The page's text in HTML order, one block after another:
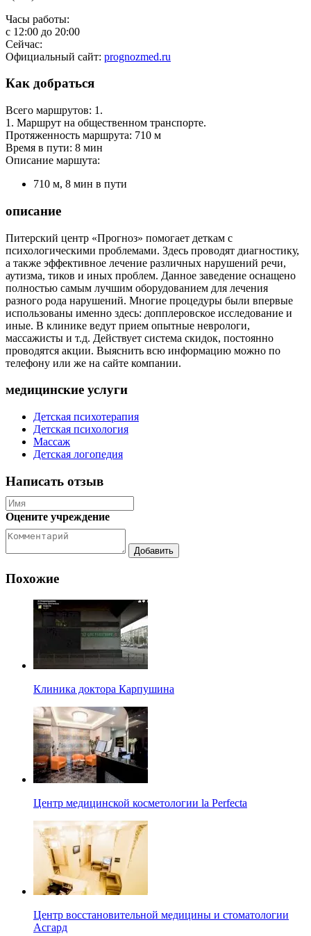
Часы работы:
с 12:00 до 20:00
Сейчас:
Официальный сайт: prognozmed.ru
Как добраться
Всего маршрутов: 1.
1. Маршрут на общественном транспорте.
Протяженность маршрута: 710 м
Время в пути: 8 мин
Описание маршута:
710 м, 8 мин в пути
описание
Питерский центр «Прогноз» помогает деткам с
психологическими проблемами. Здесь проводят диагностику,
а также эффективное лечение различных нарушений речи,
аутизма, тиков и иных проблем. Данное заведение оснащено
полностью самым лучшим оборудованием для лечения
разного рода нарушений. Многие процедуры были впервые
использованы именно здесь: допплеровское исследование и
иные. В клинике ведут прием опытные неврологи,
массажисты и т.д. Действует система скидок, постоянно
проводятся акции. Выяснить всю информацию можно по
телефону или же на сайте компании.
медицинские услуги
Детская психотерапия
Детская психология
Массаж
Детская логопедия
Написать отзыв
Оцените учреждение
Похожие
Клиника доктора Карпушина
Центр медицинской косметологии la Perfecta
Центр восстановительной медицины и стоматологии
Асгард